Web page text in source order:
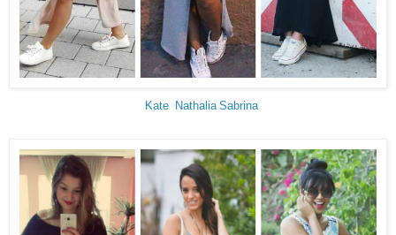
Kate Nathalia Sabrina